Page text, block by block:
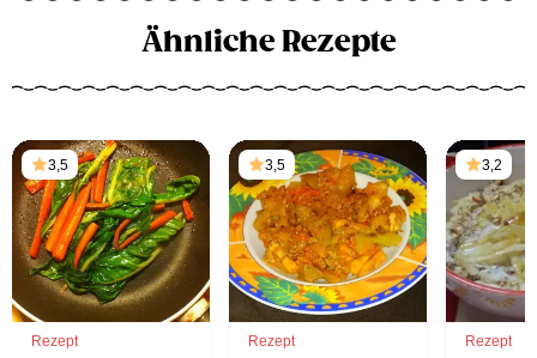
Ähnliche Rezepte
3,5
Rezept
3,5
Rezept
3,2
Rezept